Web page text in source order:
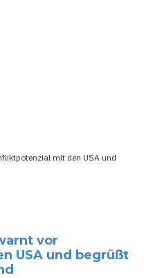
mit den USA und
vor
USA und begrüßt